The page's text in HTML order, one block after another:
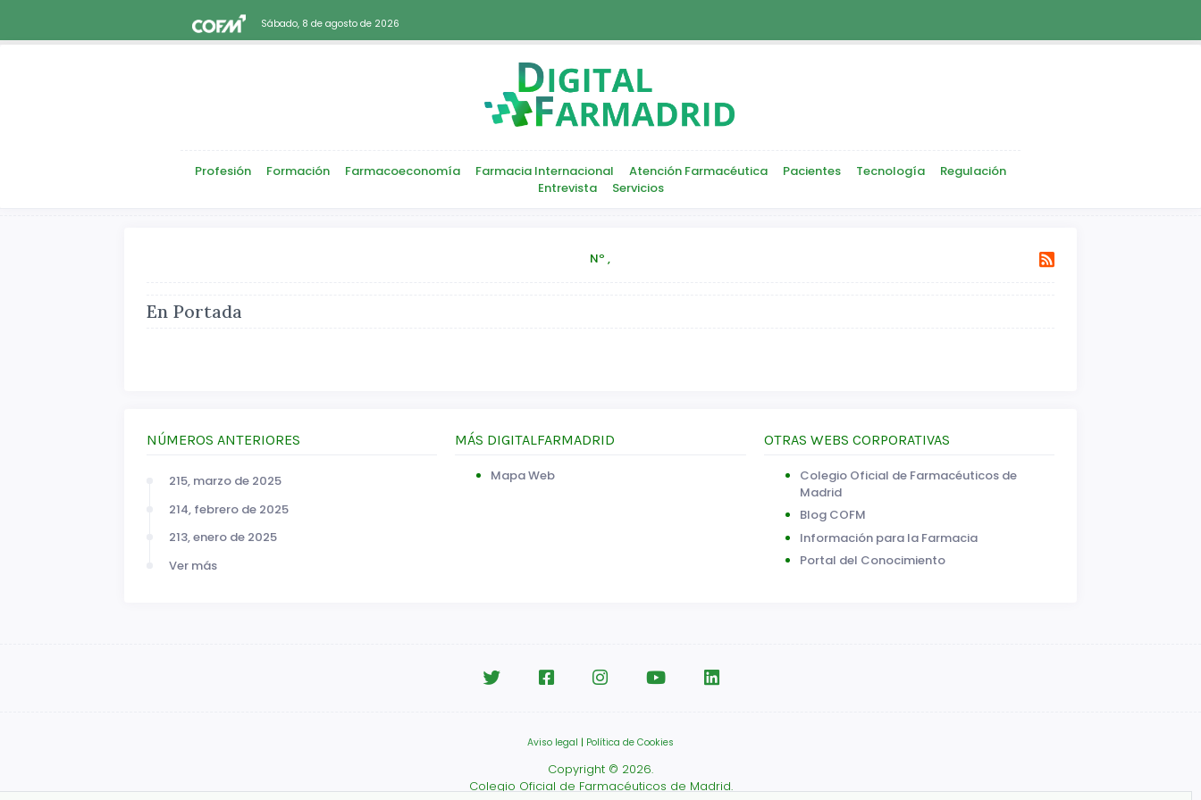
Sábado, 8 de agosto de 2026
Profesión Formación Farmacoeconomía Farmacia Internacional Atención Farmacéutica Pacientes Tecnología
Regulación
Entrevista
Servicios
Nº ,
En Portada
NÚMEROS ANTERIORES
215, marzo de 2025
214, febrero de 2025
213, enero de 2025
Ver más
MÁS DIGITALFARMADRID
Mapa Web
OTRAS WEBS CORPORATIVAS
Colegio Oficial de Farmacéuticos de
Madrid
Blog COFM
Información para la Farmacia
Portal del Conocimiento
Aviso legal | Política de Cookies
Copyright © 2026.
Colegio Oficial de Farmacéuticos de Madrid.